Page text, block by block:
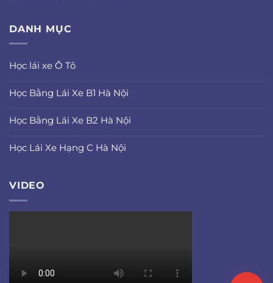
DANH MỤC
Học lái xe Ô Tô
Học Bằng Lái Xe B1 Hà Nội
Học Bằng Lái Xe B2 Hà Nội
Học Lái Xe Hạng C Hà Nội
VIDEO